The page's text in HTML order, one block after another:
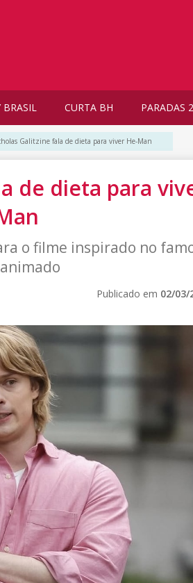
BRASIL CURTA BH PARADAS
Galitzine fala de dieta para viver He-Man
de dieta para
o filme inspirado no
Publicado em 02/03/